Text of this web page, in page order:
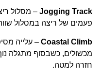
Jogging Track
פעמים של ריצה במסלול שווה ערך ל-
Coastal Climb
מכשולים, כשבסוף מתגלה נוף
חזרה למטה.